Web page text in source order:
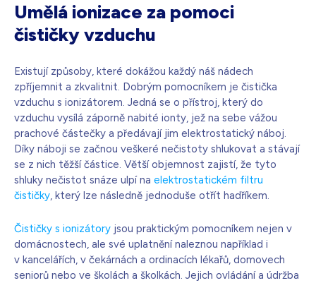
Umělá ionizace za pomoci
čističky vzduchu
Existují způsoby, které dokážou každý náš nádech
zpříjemnit a zkvalitnit. Dobrým pomocníkem je čistička
vzduchu s ionizátorem. Jedná se o přístroj, který do
vzduchu vysílá záporně nabité ionty, jež na sebe vážou
prachové částečky a předávají jim elektrostatický náboj.
Díky náboji se začnou veškeré nečistoty shlukovat a stávají
se z nich těžší částice. Větší objemnost zajistí, že tyto
shluky nečistot snáze ulpí na elektrostatickém filtru
čističky, který lze následně jednoduše otřít hadříkem.
Čističky s ionizátory jsou praktickým pomocníkem nejen v
domácnostech, ale své uplatnění naleznou například i
v kancelářích, v čekárnách a ordinacích lékařů, domovech
seniorů nebo ve školách a školkách. Jejich ovládání a údržba